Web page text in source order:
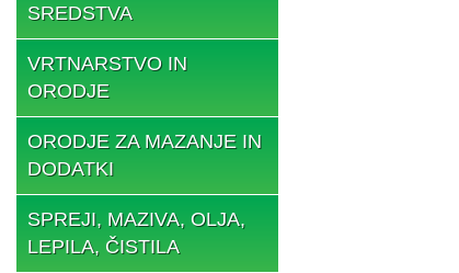
SREDSTVA
VRTNARSTVO IN
ORODJE
ORODJE ZA MAZANJE IN
DODATKI
SPREJI, MAZIVA, OLJA,
LEPILA, ČISTILA